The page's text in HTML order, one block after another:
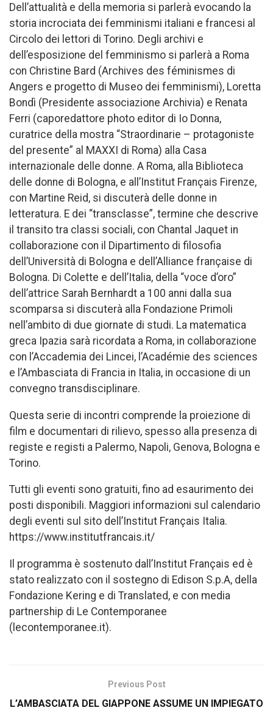
Dell’attualità e della memoria si parlerà evocando la
storia incrociata dei femminismi italiani e francesi al
Circolo dei lettori di Torino. Degli archivi e
dell’esposizione del femminismo si parlerà a Roma
con Christine Bard (Archives des féminismes di
Angers e progetto di Museo dei femminismi), Loretta
Bondì (Presidente associazione Archivia) e Renata
Ferri (caporedattore photo editor di Io Donna,
curatrice della mostra “Straordinarie – protagoniste
del presente” al MAXXI di Roma) alla Casa
internazionale delle donne. A Roma, alla Biblioteca
delle donne di Bologna, e all’Institut Français Firenze,
con Martine Reid, si discuterà delle donne in
letteratura. E dei “transclasse”, termine che descrive
il transito tra classi sociali, con Chantal Jaquet in
collaborazione con il Dipartimento di filosofia
dell’Università di Bologna e dell’Alliance française di
Bologna. Di Colette e dell’Italia, della “voce d’oro”
dell’attrice Sarah Bernhardt a 100 anni dalla sua
scomparsa si discuterà alla Fondazione Primoli
nell’ambito di due giornate di studi. La matematica
greca Ipazia sarà ricordata a Roma, in collaborazione
con l’Accademia dei Lincei, l’Académie des sciences
e l’Ambasciata di Francia in Italia, in occasione di un
convegno transdisciplinare.
Questa serie di incontri comprende la proiezione di
film e documentari di rilievo, spesso alla presenza di
registe e registi a Palermo, Napoli, Genova, Bologna e
Torino.
Tutti gli eventi sono gratuiti, fino ad esaurimento dei
posti disponibili. Maggiori informazioni sul calendario
degli eventi sul sito dell’Institut Français Italia.
https://www.institutfrancais.it/
Il programma è sostenuto dall’Institut Français ed è
stato realizzato con il sostegno di Edison S.p.A, della
Fondazione Kering e di Translated, e con media
partnership di Le Contemporanee
(lecontemporanee.it).
Previous Post
L’AMBASCIATA DEL GIAPPONE ASSUME UN IMPIEGATO